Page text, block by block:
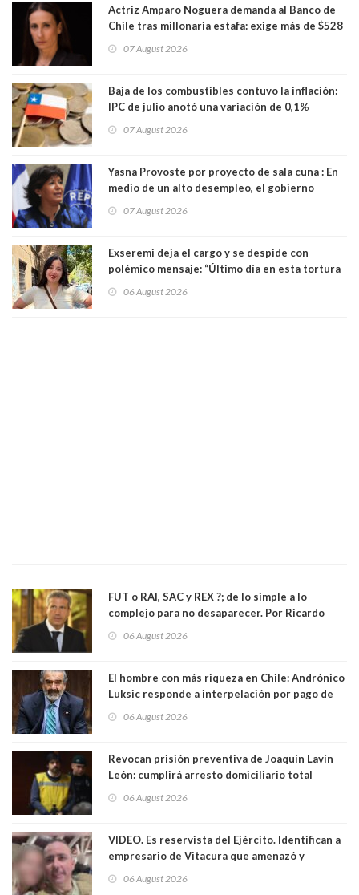
Actriz Amparo Noguera demanda al Banco de
Chile tras millonaria estafa: exige más de $528
07 August 2026
Baja de los combustibles contuvo la inflación:
IPC de julio anotó una variación de 0,1%
07 August 2026
Yasna Provoste por proyecto de sala cuna : En
medio de un alto desempleo, el gobierno
07 August 2026
Exseremi deja el cargo y se despide con
polémico mensaje: “Último día en esta tortura
06 August 2026
FUT o RAI, SAC y REX ?; de lo simple a lo
complejo para no desaparecer. Por Ricardo
06 August 2026
El hombre con más riqueza en Chile: Andrónico
Luksic responde a interpelación por pago de
día que me muera”
06 August 2026
Revocan prisión preventiva de Joaquín Lavín
León: cumplirá arresto domiciliario total
06 August 2026
VIDEO. Es reservista del Ejército. Identifican a
empresario de Vitacura que amenazó y
al "ring raja". Se trata de Andrés Arrieta y la
06 August 2026